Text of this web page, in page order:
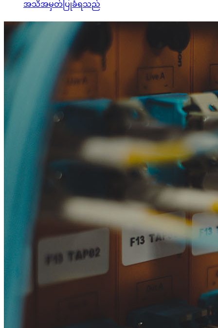
အသိအမှတ်ပြုခံရသည်